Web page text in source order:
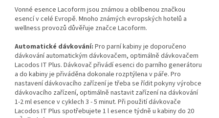
Vonné esence Lacoform jsou známou a oblíbenou značkou
esencí v celé Evropě. Mnoho známých evropských hotelů a
wellness provozů důvěřuje značce Lacoform.
Automatické dávkování: Pro parní kabiny je doporučeno
dávkování automatickým dávkovačem, optimálně dávkovačem
Lacodos IT Plus. Dávkovač přivádí esenci do parního generátoru
a do kabiny je přiváděna dokonale rozptýlena v páře. Pro
nastavení dávkovacího zařízení je třeba se řídit pokyny výrobce
dávkovacího zařízení, optimálně nastavit zařízení na dávkování
1-2 ml esence v cyklech 3 - 5 minut. Při použití dávkovače
Lacodos IT Plus spotřebujete 1 l esence týdně u kabiny do 20